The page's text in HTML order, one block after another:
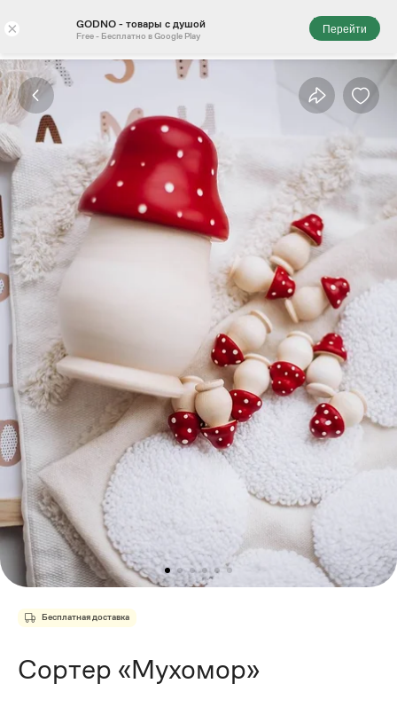
× GODNO - товары с душой
Free - Бесплатно в Google Play
Перейти
Бесплатная доставка
Сортер «Мухомор»